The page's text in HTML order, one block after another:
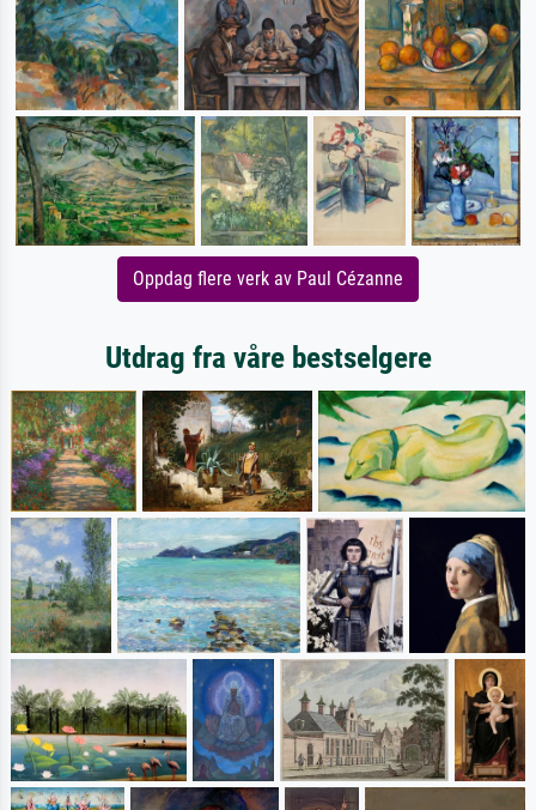
Oppdag flere verk av Paul Cézanne
Utdrag fra våre bestselgere